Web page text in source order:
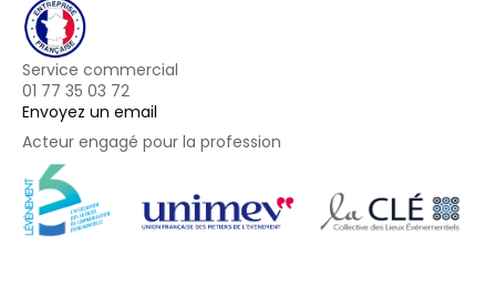
Service commercial
01 77 35 03 72
Envoyez un email
Acteur engagé pour la profession